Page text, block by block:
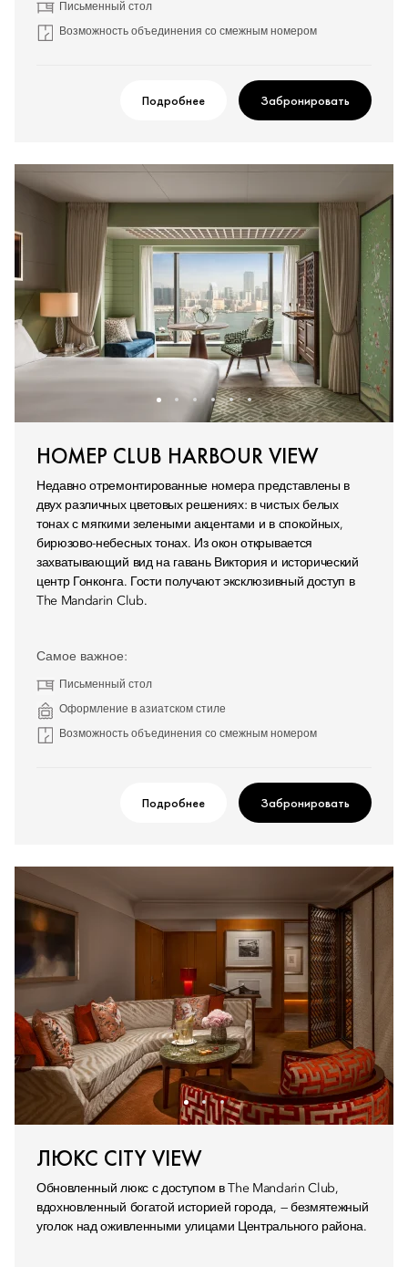
Письменный стол
Возможность объединения со смежным номером
Подробнее Забронировать
НОМЕР CLUB HARBOUR VIEW
Недавно отремонтированные номера представлены в
двух различных цветовых решениях: в чистых белых
тонах с мягкими зелеными акцентами и в спокойных,
бирюзово-небесных тонах. Из окон открывается
захватывающий вид на гавань Виктория и исторический
центр Гонконга. Гости получают эксклюзивный доступ в
The Mandarin Club.
Самое важное:
Письменный стол
Оформление в азиатском стиле
Возможность объединения со смежным номером
Подробнее Забронировать
ЛЮКС CITY VIEW
Обновленный люкс с доступом в The Mandarin Club,
вдохновленный богатой историей города, — безмятежный
уголок над оживленными улицами Центрального района.